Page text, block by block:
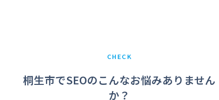
CHECK
桐生市でSEOのこんなお悩みありません
か？